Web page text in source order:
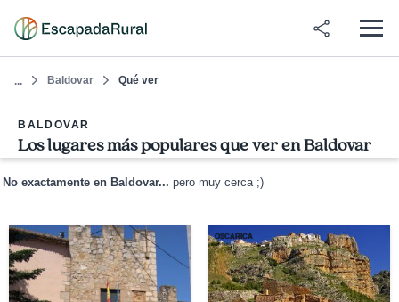
... Baldovar Qué ver
BALDOVAR
Los lugares más populares que ver en Baldovar
No exactamente en Baldovar... pero muy cerca ;)
cargus OSCARICA